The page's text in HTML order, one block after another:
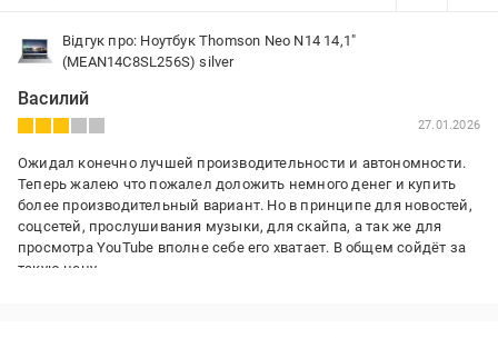
Відгук про: Ноутбук Thomson Neo N14 14,1"
(MEAN14C8SL256S) silver
Василий
27.01.2026
Ожидал конечно лучшей производительности и автономности.
Теперь жалею что пожалел доложить немного денег и купить
более производительный вариант. Но в принципе для новостей,
соцсетей, прослушивания музыки, для скайпа, а так же для
просмотра YouTube вполне себе его хватает. В общем сойдёт за
такую цену.